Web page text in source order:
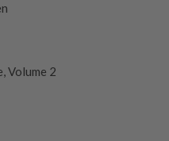
Volume 2